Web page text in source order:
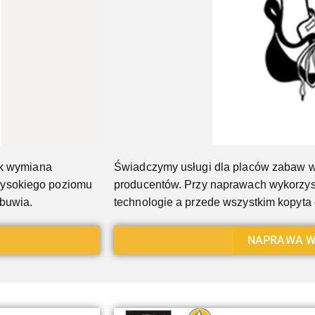
wymiana
poziomu
Świadczymy usługi dla placów zabaw
producentów. Przy naprawach
technologie a przede wszystkim
NAPRAWA